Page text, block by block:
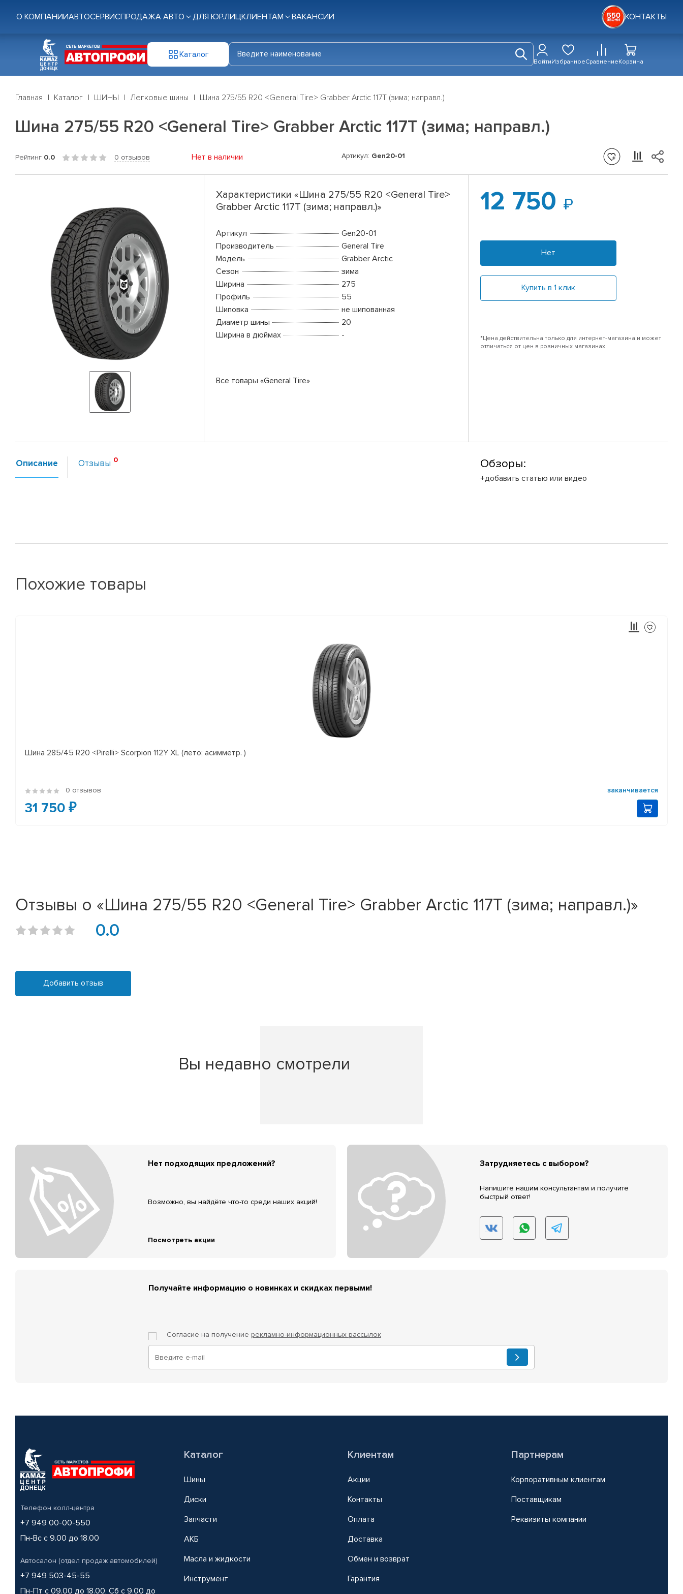
О КОМПАНИИАВТОСЕРВИСПРОДАЖА АВТО ДЛЯ ЮР.ЛИЦКЛИЕНТАМ ВАКАНСИИ КОНТАКТЫ
Каталог
ВойтиИзбранноеСравнениеКорзина
Главная Каталог ШИНЫ Легковые шины Шина 275/55 R20 <General Tire> Grabber Arctic 117T (зима; направл.)
Шина 275/55 R20 <General Tire> Grabber Arctic 117T (зима; направл.)
Рейтинг 0.0 0 отзывов Нет в наличии Артикул: Gen20-01
Характеристики «Шина 275/55 R20 <General Tire>
Grabber Arctic 117T (зима; направл.)»
Артикул
Gen20-01
Производитель
General Tire
Модель
Grabber Arctic
Сезон
зима
Ширина
275
Профиль
55
Шиповка
не шипованная
Диаметр шины
20
Ширина в дюймах
-
Все товары «General Tire»
12 750
Нет
Купить в 1 клик
*Цена действительна только для интернет-магазина и может
отличаться от цен в розничных магазинах
Описание Отзывы Обзоры:
+добавить статью или видео
Похожие товары
Шина 285/45 R20 <Pirelli> Scorpion 112Y XL (лето; асимметр. )
0 отзывов заканчивается
31 750 ₽
Отзывы о «Шина 275/55 R20 <General Tire> Grabber Arctic 117T (зима; направл.)»
0.0
Добавить отзыв
Вы недавно смотрели
Нет подходящих предложений?
Возможно, вы найдёте что-то среди наших акций!
Посмотреть акции
Затрудняетесь с выбором?
Напишите нашим консультантам и получите
быстрый ответ!
Получайте информацию о новинках и скидках первыми!
Согласие на получение рекламно-информационных рассылок
Телефон колл-центра
+7 949 00-00-550
Пн-Вс с 9.00 до 18.00
Автосалон (отдел продаж автомобилей)
+7 949 503-45-55
Пн-Пт с 09.00 до 18.00, Сб с 9.00 до
Каталог
Шины
Диски
Запчасти
АКБ
Масла и жидкости
Инструмент
Клиентам
Акции
Контакты
Оплата
Доставка
Обмен и возврат
Гарантия
Партнерам
Корпоративным клиентам
Поставщикам
Реквизиты компании